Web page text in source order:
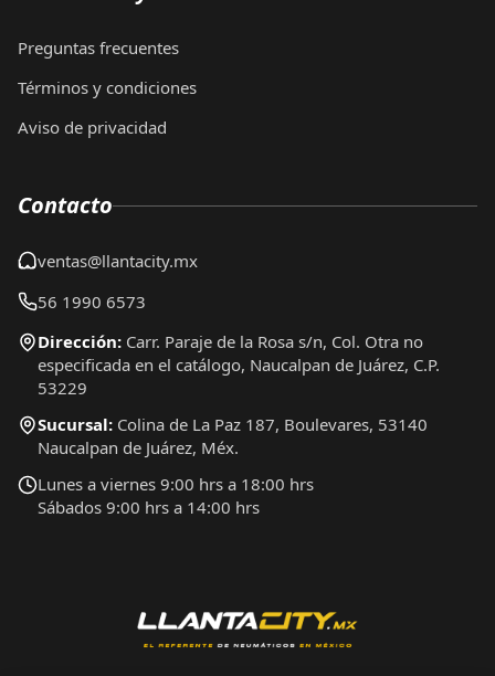
Preguntas frecuentes
Términos y condiciones
Aviso de privacidad
Contacto
ventas@llantacity.mx
56 1990 6573
Dirección: Carr. Paraje de la Rosa s/n, Col. Otra no
especificada en el catálogo, Naucalpan de Juárez, C.P.
53229
Sucursal: Colina de La Paz 187, Boulevares, 53140
Naucalpan de Juárez, Méx.
Lunes a viernes 9:00 hrs a 18:00 hrs
Sábados 9:00 hrs a 14:00 hrs